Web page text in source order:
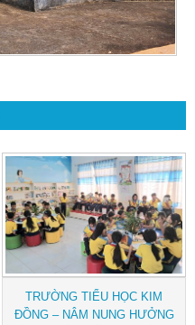
TRƯỜNG TIỂU HỌC KIM
ĐỒNG – NÂM NUNG HƯỞNG